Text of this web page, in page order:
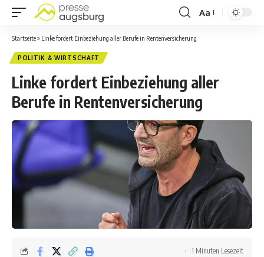
Aa
Startseite» Linke fordert Einbeziehung aller Berufe in Rentenversicherung
POLITIK & WIRTSCHAFT
Linke fordert Einbeziehung aller
Berufe in Rentenversicherung
1 Minuten Lesezeit